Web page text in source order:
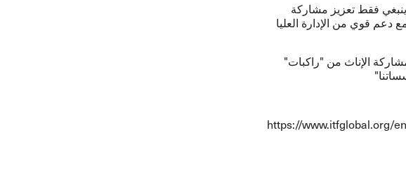
ينبغي فقط تعزيز مشاركة
دعم قوي من الإدارة العليا
الإناث من "راكبات"
https://www.itfglobal.org/